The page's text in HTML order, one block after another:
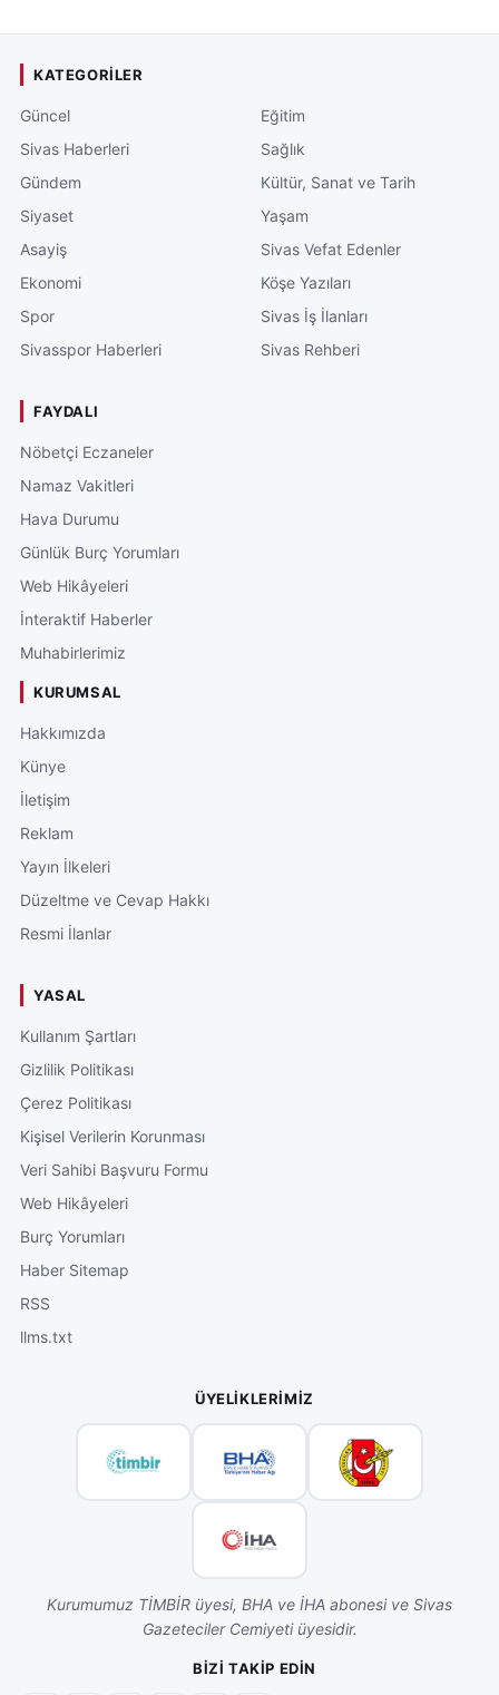
KATEGORILER
Güncel
Sivas Haberleri
Gündem
Siyaset
Asayiş
Ekonomi
Spor
Sivasspor Haberleri
Eğitim
Sağlık
Kültür, Sanat ve Tarih
Yaşam
Sivas Vefat Edenler
Köşe Yazıları
Sivas İş İlanları
Sivas Rehberi
FAYDALI
Nöbetçi Eczaneler
Namaz Vakitleri
Hava Durumu
Günlük Burç Yorumları
Web Hikâyeleri
İnteraktif Haberler
Muhabirlerimiz
KURUMSAL
Hakkımızda
Künye
İletişim
Reklam
Yayın İlkeleri
Düzeltme ve Cevap Hakkı
Resmi İlanlar
YASAL
Kullanım Şartları
Gizlilik Politikası
Çerez Politikası
Kişisel Verilerin Korunması
Veri Sahibi Başvuru Formu
Web Hikâyeleri
Burç Yorumları
Haber Sitemap
RSS
llms.txt
ÜYELIKLERIMIZ
Kurumumuz TİMBİR üyesi, BHA ve İHA abonesi ve Sivas
Gazeteciler Cemiyeti üyesidir.
BIZI TAKIP EDIN